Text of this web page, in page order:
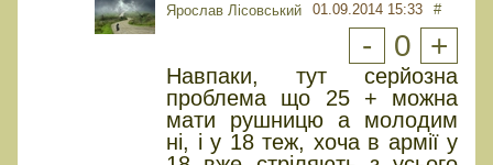
Ярослав Лісовський 01.09.2014 15:33 #
- 0 +
Навпаки, тут серйозна
проблема що 25 + можна
мати рушницю а молодим
ні, і у 18 теж, хоча в армії у